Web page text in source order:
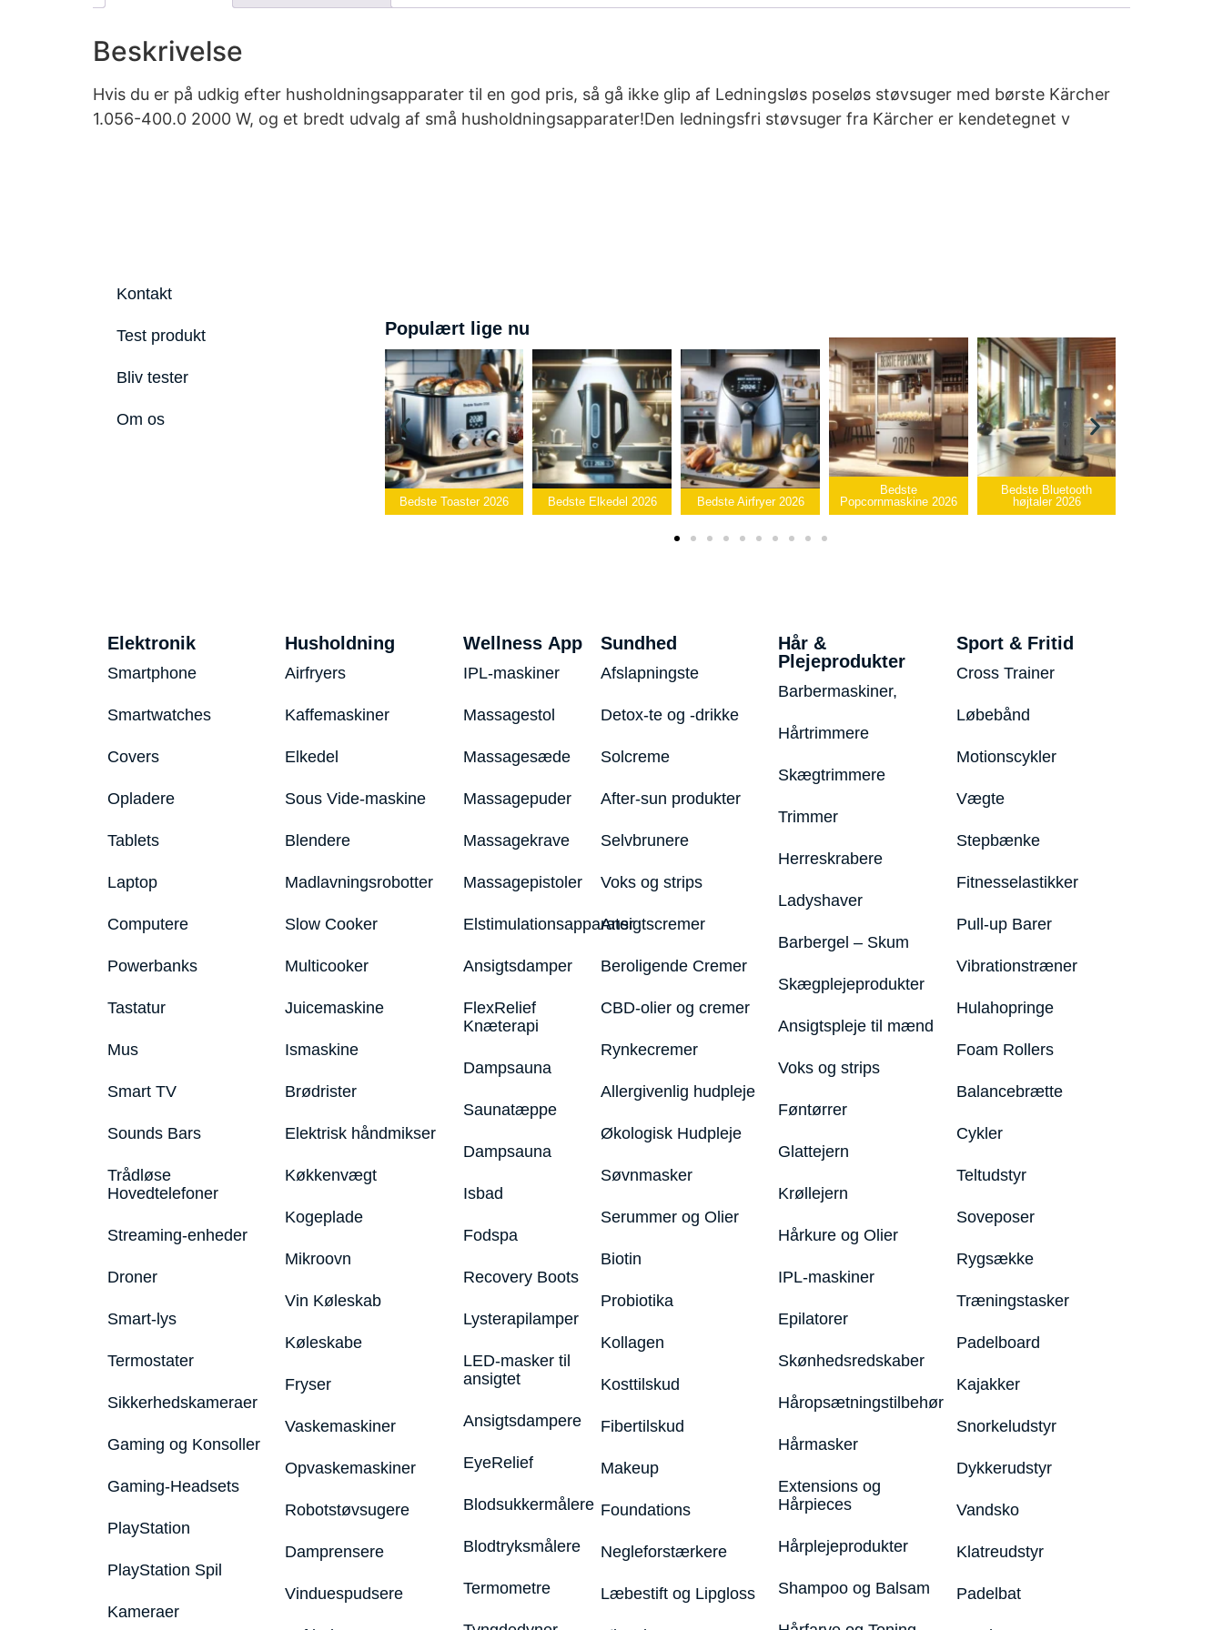
Beskrivelse
Hvis du er på udkig efter husholdningsapparater til en god pris, så gå ikke glip af Ledningsløs poseløs støvsuger med børste Kärcher
1.056-400.0 2000 W, og et bredt udvalg af små husholdningsapparater!Den ledningsfri støvsuger fra Kärcher er kendetegnet v
Kontakt
Test produkt
Bliv tester
Om os
Populært lige nu
Bedste Toaster 2026 Bedste Elkedel 2026 Bedste Airfryer 2026
Bedste
Popcornmaskine 2026
Bedste Bluetooth
højtaler 2026
Elektronik
Smartphone
Smartwatches
Covers
Opladere
Tablets
Laptop
Computere
Powerbanks
Tastatur
Mus
Smart TV
Sounds Bars
Trådløse
Hovedtelefoner
Streaming-enheder
Droner
Smart-lys
Termostater
Sikkerhedskameraer
Gaming og Konsoller
Gaming-Headsets
PlayStation
PlayStation Spil
Kameraer
Husholdning
Airfryers
Kaffemaskiner
Elkedel
Sous Vide-maskine
Blendere
Madlavningsrobotter
Slow Cooker
Multicooker
Juicemaskine
Ismaskine
Brødrister
Elektrisk håndmikser
Køkkenvægt
Kogeplade
Mikroovn
Vin Køleskab
Køleskabe
Fryser
Vaskemaskiner
Opvaskemaskiner
Robotstøvsugere
Damprensere
Vinduespudsere
Wellness App
IPL-maskiner
Massagestol
Massagesæde
Massagepuder
Massagekrave
Massagepistoler
Elstimulationsapparater
Ansigtsdamper
FlexRelief
Knæterapi
Dampsauna
Saunatæppe
Dampsauna
Isbad
Fodspa
Recovery Boots
Lysterapilamper
LED-masker til
ansigtet
Ansigtsdampere
EyeRelief
Blodsukkermålere
Blodtryksmålere
Termometre
Sundhed
Afslapningste
Detox-te og -drikke
Solcreme
After-sun produkter
Selvbrunere
Voks og strips
Ansigtscremer
Beroligende Cremer
CBD-olier og cremer
Rynkecremer
Allergivenlig hudpleje
Økologisk Hudpleje
Søvnmasker
Serummer og Olier
Biotin
Probiotika
Kollagen
Kosttilskud
Fibertilskud
Makeup
Foundations
Negleforstærkere
Læbestift og Lipgloss
Hår &
Plejeprodukter
Barbermaskiner,
Hårtrimmere
Skægtrimmere
Trimmer
Herreskrabere
Ladyshaver
Barbergel – Skum
Skægplejeprodukter
Ansigtspleje til mænd
Voks og strips
Føntørrer
Glattejern
Krøllejern
Hårkure og Olier
IPL-maskiner
Epilatorer
Skønhedsredskaber
Håropsætningstilbehør
Hårmasker
Extensions og
Hårpieces
Hårplejeprodukter
Shampoo og Balsam
Sport & Fritid
Cross Trainer
Løbebånd
Motionscykler
Vægte
Stepbænke
Fitnesselastikker
Pull-up Barer
Vibrationstræner
Hulahopringe
Foam Rollers
Balancebrætte
Cykler
Teltudstyr
Soveposer
Rygsække
Træningstasker
Padelboard
Kajakker
Snorkeludstyr
Dykkerudstyr
Vandsko
Klatreudstyr
Padelbat